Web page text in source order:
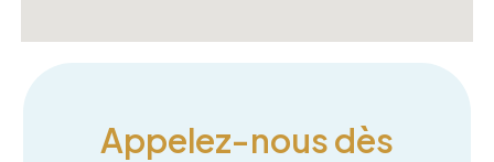
Appelez-nous dès